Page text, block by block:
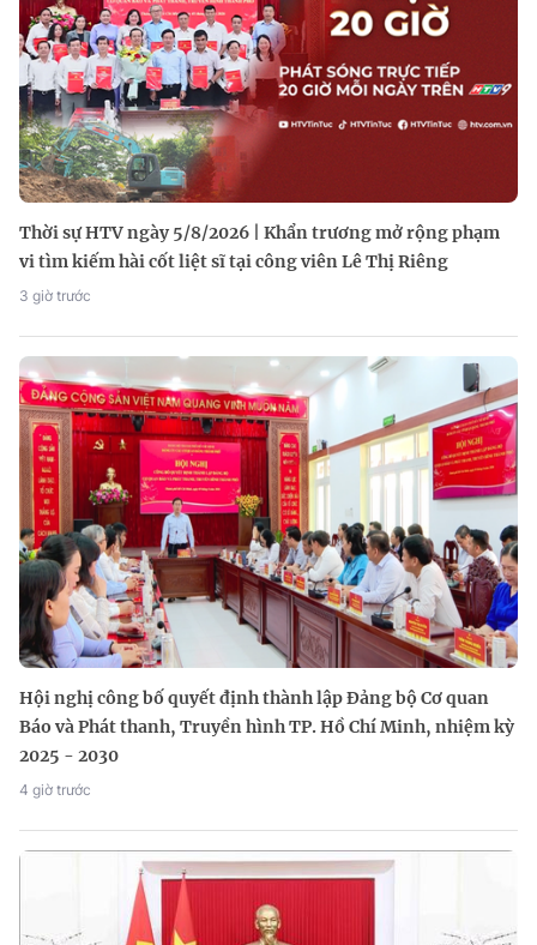
Thời sự HTV ngày 5/8/2026 | Khẩn trương mở rộng phạm
vi tìm kiếm hài cốt liệt sĩ tại công viên Lê Thị Riêng
3 giờ trước
Hội nghị công bố quyết định thành lập Đảng bộ Cơ quan
Báo và Phát thanh, Truyền hình TP. Hồ Chí Minh, nhiệm kỳ
2025 - 2030
4 giờ trước